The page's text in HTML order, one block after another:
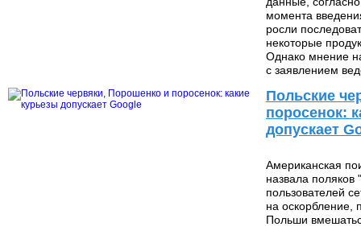
момента
росли
некоторые
Однако мнение
с заявлением
Польские
поросенок:
допускает
Американская
назвала
пользователей
на оскорбление,
Польши